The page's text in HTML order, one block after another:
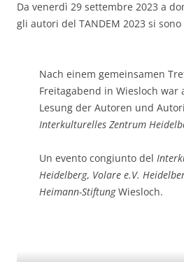
Da venerdì 29 settembre 2023 a
gli autori del TANDEM 2023 si
Nach einem gemeinsamen
Freitagabend in Wiesloch war
Lesung der Autoren und
Interkulturelles Zentrum
Un evento congiunto del
Heidelberg, Volare e.V.
Heimann-StiftungWiesloch.